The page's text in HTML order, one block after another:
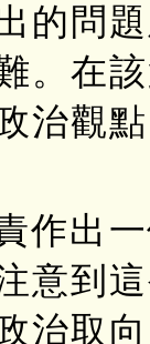
的問
。在
治觀
作出
意到
治取